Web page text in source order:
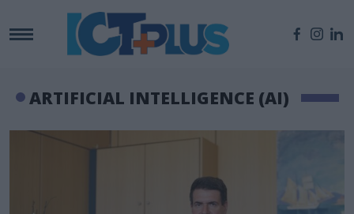
ARTIFICIAL INTELLIGENCE (AI)